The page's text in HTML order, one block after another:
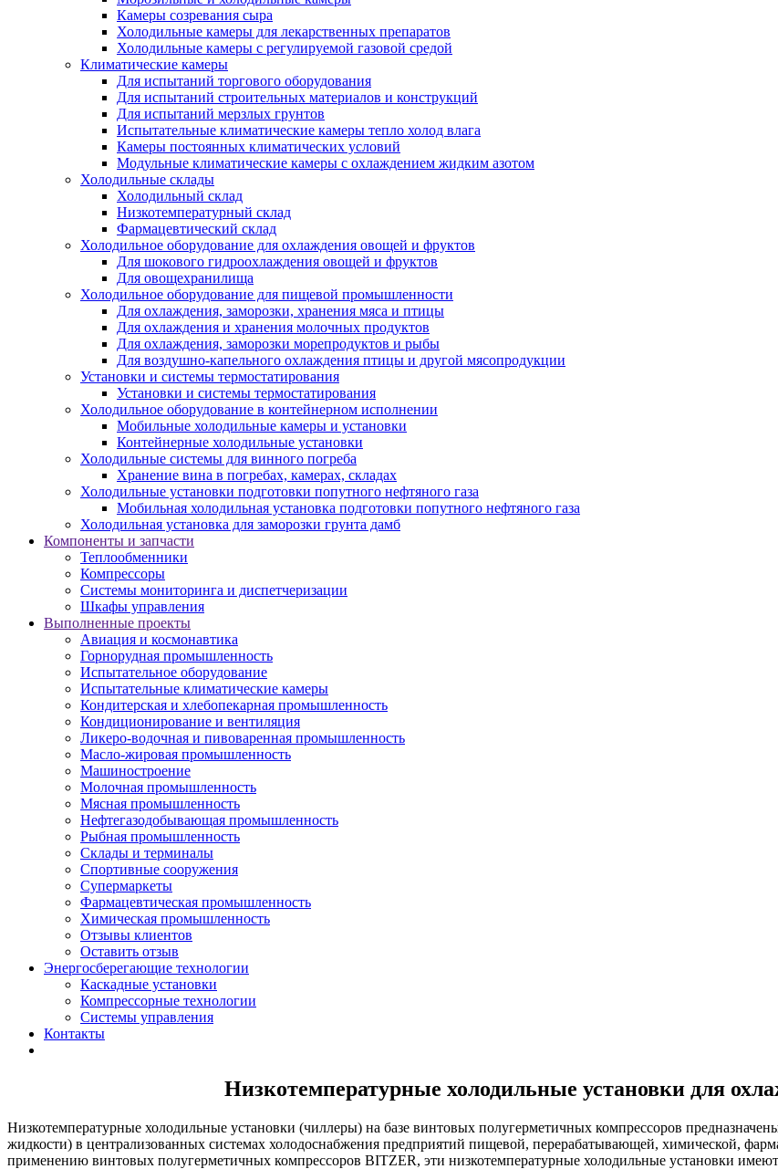
Камеры созревания сыра
Холодильные камеры для лекарственных препаратов
Холодильные камеры с регулируемой газовой средой
Климатические камеры
Для испытаний торгового оборудования
Для испытаний строительных материалов и конструкций
Для испытаний мерзлых грунтов
Испытательные климатические камеры тепло холод влага
Камеры постоянных климатических условий
Модульные климатические камеры с охлаждением жидким азотом
Холодильные склады
Холодильный склад
Низкотемпературный склад
Фармацевтический склад
Холодильное оборудование для охлаждения овощей и фруктов
Для шокового гидроохлаждения овощей и фруктов
Для овощехранилища
Холодильное оборудование для пищевой промышленности
Для охлаждения, заморозки, хранения мяса и птицы
Для охлаждения и хранения молочных продуктов
Для охлаждения, заморозки морепродуктов и рыбы
Для воздушно-капельного охлаждения птицы и другой мясопродукции
Установки и системы термостатирования
Установки и системы термостатирования
Холодильное оборудование в контейнерном исполнении
Мобильные холодильные камеры и установки
Контейнерные холодильные установки
Холодильные системы для винного погреба
Хранение вина в погребах, камерах, складах
Холодильные установки подготовки попутного нефтяного газа
Мобильная холодильная установка подготовки попутного нефтяного газа
Холодильная установка для заморозки грунта дамб
Компоненты и запчасти
Теплообменники
Компрессоры
Системы мониторинга и диспетчеризации
Шкафы управления
Выполненные проекты
Авиация и космонавтика
Горнорудная промышленность
Испытательное оборудование
Испытательные климатические камеры
Кондитерская и хлебопекарная промышленность
Кондиционирование и вентиляция
Ликеро-водочная и пивоваренная промышленность
Масло-жировая промышленность
Машиностроение
Молочная промышленность
Мясная промышленность
Нефтегазодобывающая промышленность
Рыбная промышленность
Склады и терминалы
Спортивные сооружения
Супермаркеты
Фармацевтическая промышленность
Химическая промышленность
Отзывы клиентов
Оставить отзыв
Энергосберегающие технологии
Каскадные установки
Компрессорные технологии
Системы управления
Контакты
Низкотемпературные холодильные установки для
Низкотемпературные холодильные установки (чиллеры) на базе винтовых полугерметичных компрессоров
жидкости) в централизованных системах холодоснабжения предприятий пищевой, перерабатывающей, химической,
применению винтовых полугерметичных компрессоров BITZER, эти низкотемпературные холодильные установки